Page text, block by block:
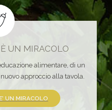
UN MIRACOLO
alimentare, di un
approccio alla tavola.
UN MIRACOLO